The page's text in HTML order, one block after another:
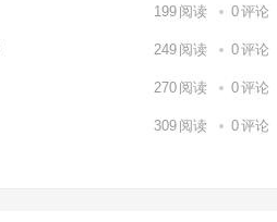
199 阅读 0评论
249 阅读 0评论
270 阅读 0评论
309 阅读 0评论